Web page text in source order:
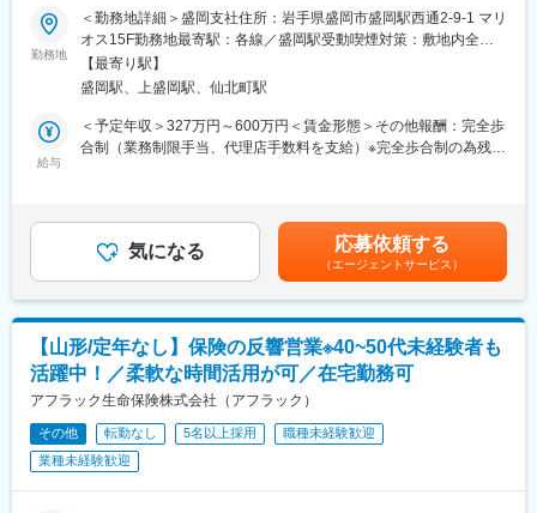
方へのご案内などはありません。
（2）提案しやすい保険商品
当社のがん保険・医療保険の保有契約数は業界トップクラスで
す。その高い知名度、強い商品力がある保険を提案できます。常
ものから手厚い保障のある商品までお客様のライフプランに合っ
た内容が提案できます。
ニケーションを取りながら寄り添ってサポートします。ブランク
があってもご安心下さい。
◆業務内容
契約内容見直しや新商品提案など、既にアフラックの保険にご加
入をいただいているお客様への提案活動をお任せいたします（業
務委託）。
◆具体的な業務内容
当社代理店制度の一形態であるストラテジックパートナー（SP）
としての採用です。個人代理店として当社と代理店業務委託契約
を持ってお問い合わせいただいた方が対象です。個々のライフス
タイルに合った最適な保険の提案営業を行ってください。
から無理なく営業活動が行えます。
※月1回の研修参加、週1回の所属営業部・支社への活動報告は必
須参加となります。
【スケジュール例】
9時：お客様先へ訪問→10時：お客様先で面談→12時：お昼休み
→14時：自宅に戻り、お客様とWEB面談→16時：業務終了
◆当ポジションの魅力
勤務地
＜勤務地詳細＞盛岡支社住所：岩手県盛岡市盛岡駅西通2-9-1 マリ
オス15F勤務地最寄駅：各線／盛岡駅受動喫煙対策：敷地内全面
禁煙
【最寄り駅】
盛岡駅、上盛岡駅、仙北町駅
給与
＜予定年収＞327万円～600万円＜賃金形態＞その他報酬：完全歩
合制（業務制限手当、代理店手数料を支給）※完全歩合制の為残業
業務制限手当（成績連動）を支給 ※最低保証なし・分配後手数
料 2ヵ月目以降業績に応じた分配後手数料（成績連動）を支給■
就業開始時の想定年収：327万円賃金はあくまでも目安の金額で
あり、選考を通じて上下する可能性があります。月給(月額)は固定
手当を含めた表記です。
気になる 応募依頼する
（エージェントサービス）
【山形/定年なし】保険の反響営業※40~50代未経験者も
活躍中！／柔軟な時間活用が可／在宅勤務可
アフラック生命保険株式会社（アフラック）
その他 転勤なし 5名以上採用
職種未経験歓迎
業種未経験歓迎